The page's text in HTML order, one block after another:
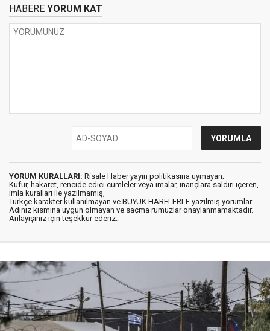
HABERE YORUM KAT
YORUM KURALLARI: Risale Haber yayın politikasına uymayan;
Küfür, hakaret, rencide edici cümleler veya imalar, inançlara saldırı içeren,
imla kuralları ile yazılmamış,
Türkçe karakter kullanılmayan ve BÜYÜK HARFLERLE yazılmış yorumlar
Adınız kısmına uygun olmayan ve saçma rumuzlar onaylanmamaktadır.
Anlayışınız için teşekkür ederiz.